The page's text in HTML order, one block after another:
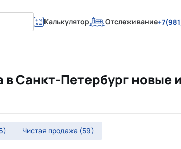
Калькулятор Отслеживание
в Санкт-Петербург новые
Чистая продажа (59)